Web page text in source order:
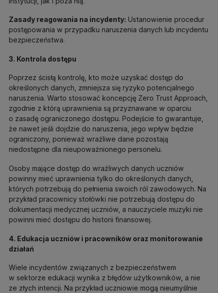
Zasady reagowania na incydenty: Ustanowienie procedur
postępowania w przypadku naruszenia danych lub incydentu
bezpieczeństwa.
3. Kontrola dostępu
Poprzez ścisłą kontrolę, kto może uzyskać dostęp do
określonych danych, zmniejsza się ryzyko potencjalnego
naruszenia. Warto stosować koncepcję Zero Trust Approach,
zgodnie z którą uprawnienia są przyznawane w oparciu
o zasadę ograniczonego dostępu. Podejście to gwarantuje,
że nawet jeśli dojdzie do naruszenia, jego wpływ będzie
ograniczony, ponieważ wrażliwe dane pozostają
niedostępne dla nieupoważnionego personelu.
Osoby mające dostęp do wrażliwych danych uczniów
powinny mieć uprawnienia tylko do określonych danych,
których potrzebują do pełnienia swoich ról zawodowych. Na
przykład pracownicy stołówki nie potrzebują dostępu do
dokumentacji medycznej uczniów, a nauczyciele muzyki nie
powinni mieć dostępu do historii finansowej.
4. Edukacja uczniów i pracowników oraz monitorowanie
działań
Wiele incydentów związanych z bezpieczeństwem
w sektorze edukacji wynika z błędów użytkowników, a nie
ze złych intencji. Na przykład uczniowie mogą nieumyślnie